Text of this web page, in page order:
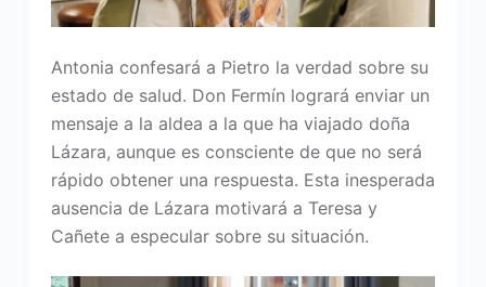
Antonia confesará a Pietro la verdad sobre su
estado de salud. Don Fermín logrará enviar un
mensaje a la aldea a la que ha viajado doña
Lázara, aunque es consciente de que no será
rápido obtener una respuesta. Esta inesperada
ausencia de Lázara motivará a Teresa y
Cañete a especular sobre su situación.